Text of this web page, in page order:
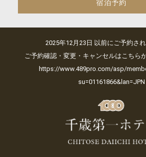
宿泊予約
2025年12月23日 以前にご予約され
ご予約確認・変更・キャンセルはこちら
https://www.489pro.com/asp/
su=01161866&lan=JPN